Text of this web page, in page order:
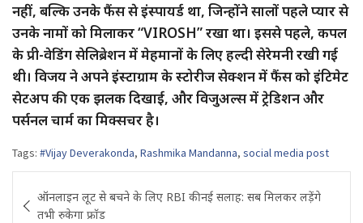
नहीं, बल्कि उनके फैंस से इंस्पायर्ड था, जिन्होंने सालों पहले प्यार से
उनके नामों को मिलाकर “VIROSH” रखा था। इससे पहले, कपल
के प्री-वेडिंग सेलिब्रेशन में मेहमानों के लिए हल्दी सेरेमनी रखी गई
थी। विजय ने अपने इंस्टाग्राम के स्टोरीज सेक्शन में फैंस को इंटिमेट
सेटअप की एक झलक दिखाई, और विजुअल्स में ट्रेडिशन और
पर्सनल चार्म का मिक्सचर है।
Tags: #Vijay Deverakonda, Rashmika Mandanna, social media post
navigation
ऑनलाइन लूट से बचने के लिए RBI की नई सलाह: सब मिलकर लड़ेंगे
तभी रुकेगा फ्रॉड